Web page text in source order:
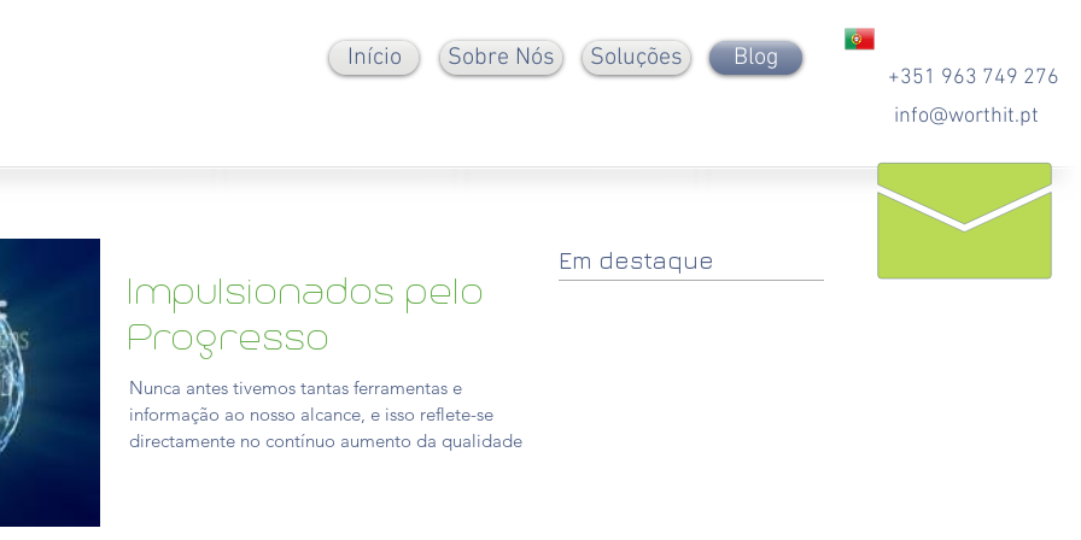
Início Sobre Nós Soluções Blog
+351 963 749 276
info@worthit.pt
Impulsionados pelo
Progresso
Nunca antes tivemos tantas ferramentas e
informação ao nosso alcance, e isso reflete-se
directamente no contínuo aumento da qualidade e
Em destaque